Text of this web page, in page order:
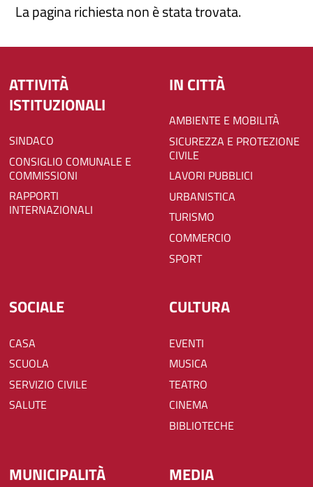
La pagina richiesta non è stata trovata.
ATTIVITÀ
ISTITUZIONALI
SINDACO
CONSIGLIO COMUNALE E
COMMISSIONI
RAPPORTI
INTERNAZIONALI
IN CITTÀ
AMBIENTE E MOBILITÀ
SICUREZZA E PROTEZIONE
CIVILE
LAVORI PUBBLICI
URBANISTICA
TURISMO
COMMERCIO
SPORT
SOCIALE
CASA
SCUOLA
SERVIZIO CIVILE
SALUTE
CULTURA
EVENTI
MUSICA
TEATRO
CINEMA
BIBLIOTECHE
MUNICIPALITÀ MEDIA